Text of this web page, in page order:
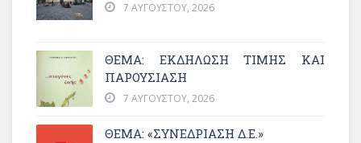
7 ΑΥΓΟΎΣΤΟΥ, 2026
ΘΈΜΑ: ΕΚΔΉΛΩΣΗ ΤΙΜΉΣ ΚΑΙ
ΠΑΡΟΥΣΊΑΣΗ
7 ΑΥΓΟΎΣΤΟΥ, 2026
ΘΕΜΑ: «ΣΥΝΕΔΡΊΑΣΗ Δ.Ε.»